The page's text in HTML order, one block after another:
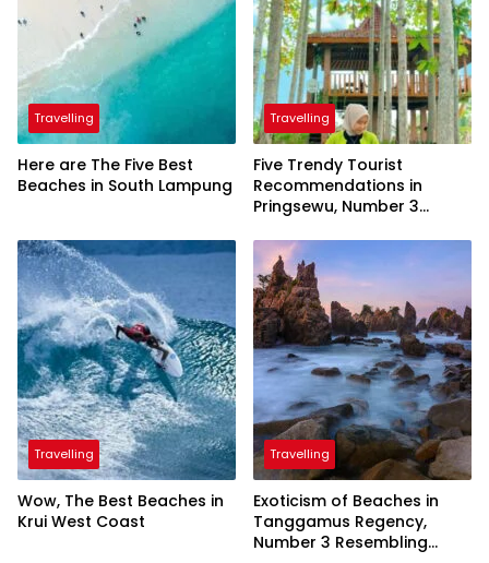
Travelling
Here are The Five Best
Beaches in South Lampung
Travelling
Five Trendy Tourist
Recommendations in
Pringsewu, Number 3
President
Travelling
Wow, The Best Beaches in
Krui West Coast
Travelling
Exoticism of Beaches in
Tanggamus Regency,
Number 3 Resembling